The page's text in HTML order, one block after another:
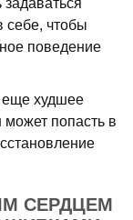
себе, чтобы
поведение
еще худшее
попасть в
СЕРДЦЕМ